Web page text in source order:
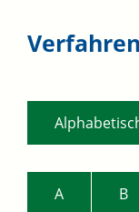
A B